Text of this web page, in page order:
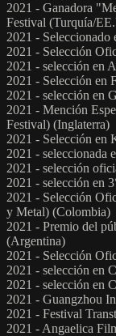
2021 - Ganadora
Festival (Turquía/
2021 - Seleccionado
2021 - Selección
2021 - selección en
2021 - Selección en
2021 - selección en
2021 - Mención
Festival) (Inglaterra)
2021 - Selección en
2021 -
2021 - selección
2021 - selección en
2021 - Selección
y Metal) (Colombia)
2021 - Premio del
(Argentina)
2021 - Selección
2021 - selección en
2021 - selección en
2021 - Guangzhou
2021 - Festival
2021 - Angaelica